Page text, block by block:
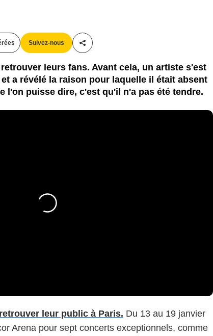
Suivez-nous
Partager cet article
leurs fans. Avant cela, un artiste s'est
a révélé la raison pour laquelle il était absent
l'on puisse dire, c'est qu'il n'a pas été tendre.
leur public à Paris. Du 13 au 19 janvier
Arena pour sept concerts exceptionnels, comme